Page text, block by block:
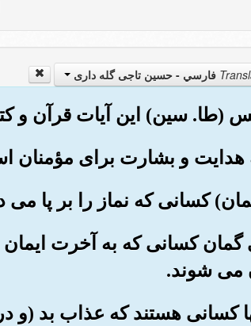
فارسي - حسین تاجی گله داری
گمان کسانی که به آخرت ایمان
می شوند.